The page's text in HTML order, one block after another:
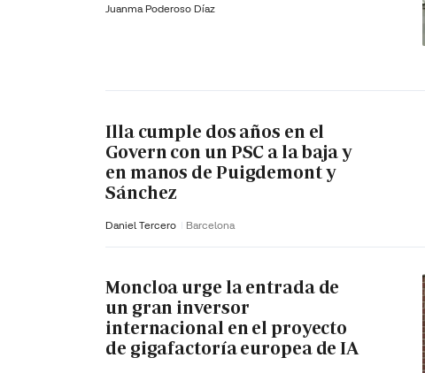
Juanma Poderoso Díaz
Illa cumple dos años en el
Govern con un PSC a la baja y
en manos de Puigdemont y
Sánchez
Daniel Tercero Barcelona
Moncloa urge la entrada de
un gran inversor
internacional en el proyecto
de gigafactoría europea de IA